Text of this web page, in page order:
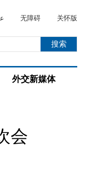
无障碍 关怀版
外交新媒体
会